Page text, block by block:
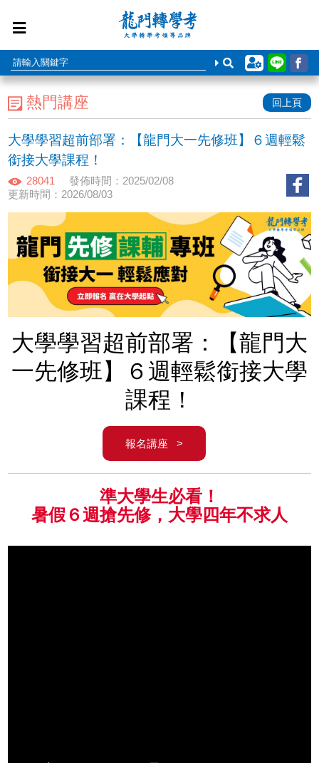
熱門講座 回上頁
大學學習超前部署：【龍門大一先修班】６週輕鬆
銜接大學課程！
28041
發佈時間：2025/02/08
更新時間：2026/08/03
大學學習超前部署：【龍門大
一先修班】６週輕鬆銜接大學
課程！
報名講座 >
準大學生必看！
暑假６週搶先修，大學四年不求人